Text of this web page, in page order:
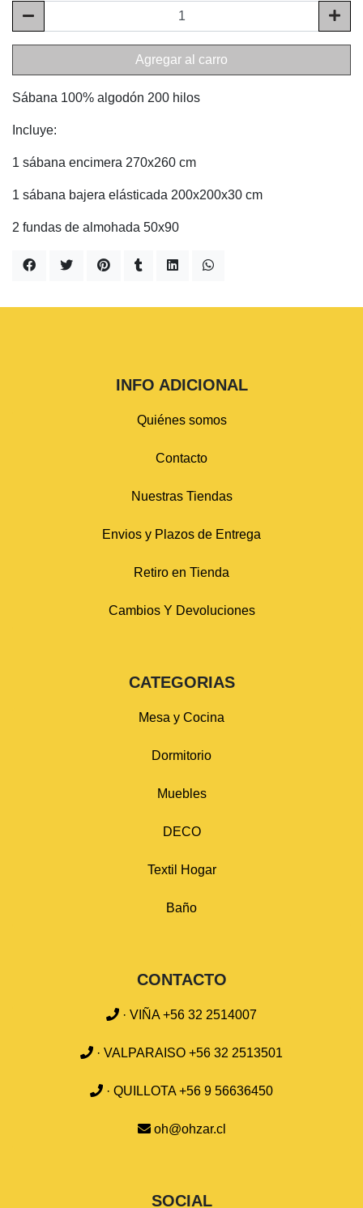
Agregar al carro
Sábana 100% algodón 200 hilos
Incluye:
1 sábana encimera 270x260 cm
1 sábana bajera elásticada 200x200x30 cm
2 fundas de almohada 50x90
INFO ADICIONAL
Quiénes somos
Contacto
Nuestras Tiendas
Envios y Plazos de Entrega
Retiro en Tienda
Cambios Y Devoluciones
CATEGORIAS
Mesa y Cocina
Dormitorio
Muebles
DECO
Textil Hogar
Baño
CONTACTO
· VIÑA +56 32 2514007
· VALPARAISO +56 32 2513501
· QUILLOTA +56 9 56636450
oh@ohzar.cl
SOCIAL